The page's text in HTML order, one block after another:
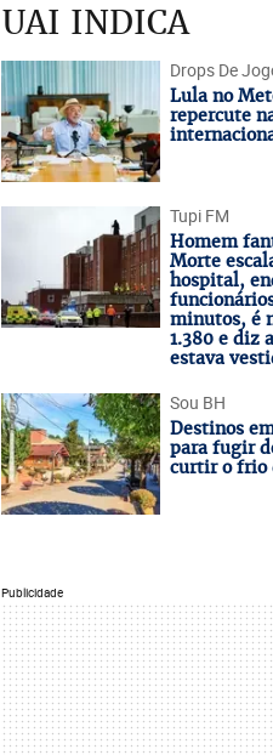
UAI INDICA
Drops De
Lula no
repercute
Tupi FM
Homem
Morte
hospital,
minutos, é
1.380 e diz
estava
Sou BH
Destinos
para fugir
curtir o frio
Publicidade